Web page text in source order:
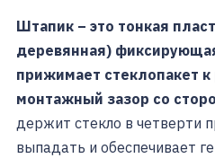
Штапик – это тонкая
деревянная)
прижимает стеклопакет
монтажный зазор со
держит стекло в четверти
выпадать и обеспечивает